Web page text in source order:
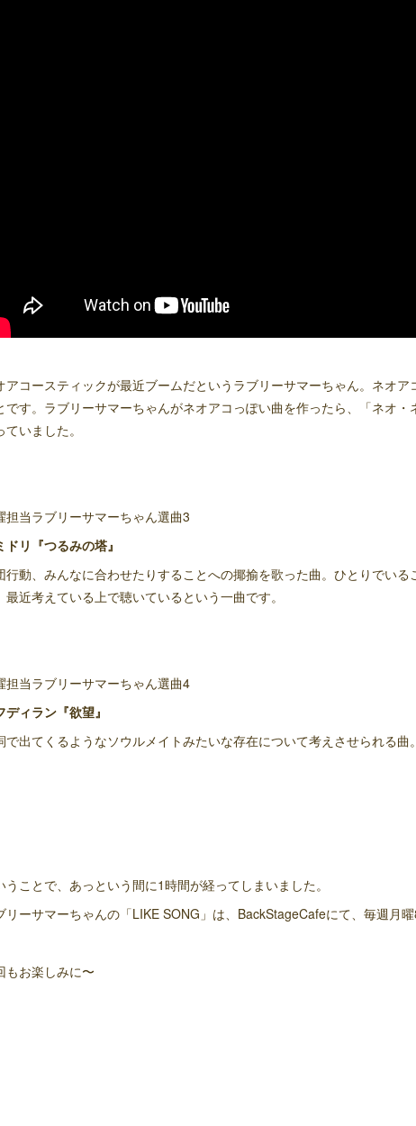
アコースティックが最近ブームだというラブリーサマーちゃん。ネオ
です。ラブリーサマーちゃんがネオアコっぽい曲を作ったら、「ネオ
ていました。
担当ラブリーサマーちゃん選曲3
ドリ『つるみの塔』
行動、みんなに合わせたりすることへの揶揄を歌った曲。ひとりでい
最近考えている上で聴いているという一曲です。
担当ラブリーサマーちゃん選曲4
ディラン『欲望』
で出てくるようなソウルメイトみたいな存在について考えさせられる曲。
うことで、あっという間に1時間が経ってしまいました。
リーサマーちゃんの「LIKE SONG」は、BackStageCafeにて、毎週月
もお楽しみに〜